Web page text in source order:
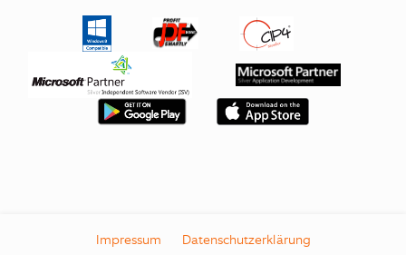
Impressum Datenschutzerklärung